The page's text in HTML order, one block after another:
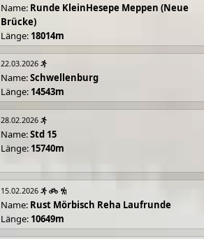
Name: Runde KleinHesepe Meppen (Neue
Brücke)
Länge: 18014m
22.03.2026
Name:Schwellenburg
Länge: 14543m
28.02.2026
Name:Std 15
Länge: 15740m
15.02.2026
Name: Rust Mörbisch Reha Laufrunde
Länge: 10649m